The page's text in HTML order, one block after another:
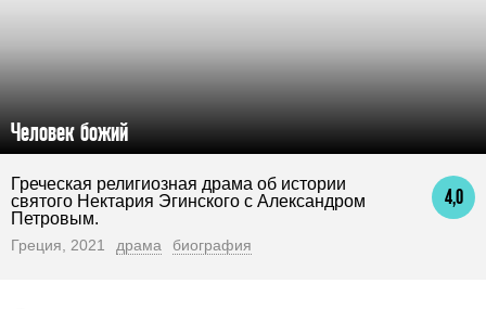
Человек божий
4,0
Греческая религиозная драма об истории
святого Нектария Эгинского с Александром
Петровым.
Греция, 2021 драма биография